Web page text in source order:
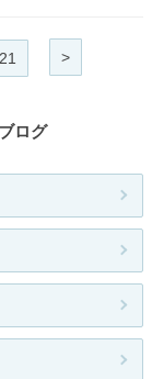
21 >
ログ